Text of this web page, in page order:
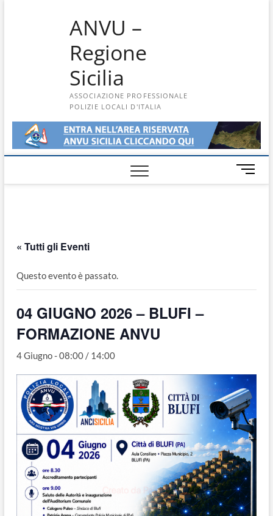
ANVU –
Regione
Sicilia
ASSOCIAZIONE PROFESSIONALE
POLIZIE LOCALI D'ITALIA
M
e
n
« Tutti gli Eventi
Questo evento è passato.
04 GIUGNO 2026 – BLUFI –
FORMAZIONE ANVU
4 Giugno - 08:00/ 14:00